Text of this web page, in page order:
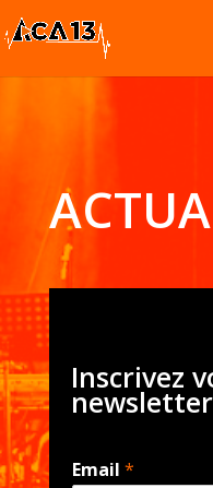
Inscrivez
newsletter
Email *